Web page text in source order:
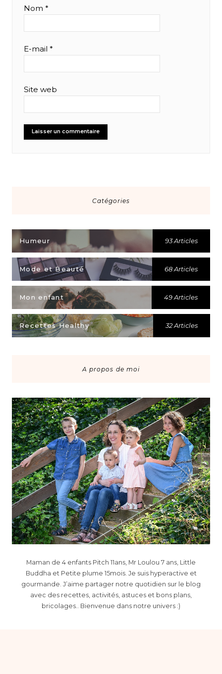
Nom *
E-mail *
Site web
Catégories
Humeur 93 Articles
Mode et Beauté 68 Articles
Mon enfant 49 Articles
Recettes Healthy 32 Articles
A propos de moi
Maman de 4 enfants Pitch 11ans, Mr Loulou 7 ans, Little
Buddha et Petite plume 15mois. Je suis hyperactive et
gourmande. J’aime partager notre quotidien sur le blog
avec des recettes, activités, astuces et bons plans,
bricolages.. Bienvenue dans notre univers :)